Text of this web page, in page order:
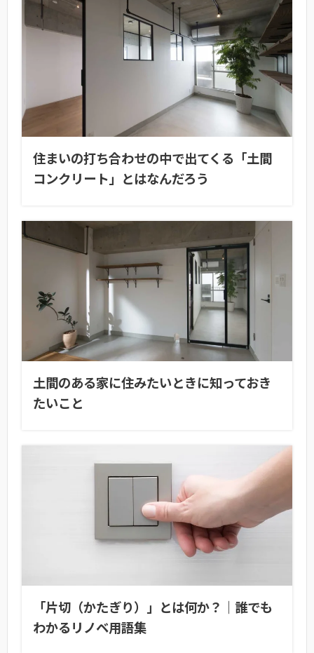
住まいの打ち合わせの中で出てくる「土間
コンクリート」とはなんだろう
土間のある家に住みたいときに知っておき
たいこと
「片切（かたぎり）」とは何か？｜誰でも
わかるリノベ用語集